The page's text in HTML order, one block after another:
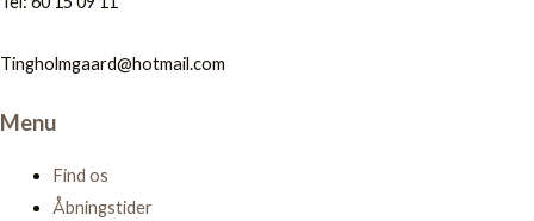
Tingholmgaard@hotmail.com
Menu
Find os
Åbningstider